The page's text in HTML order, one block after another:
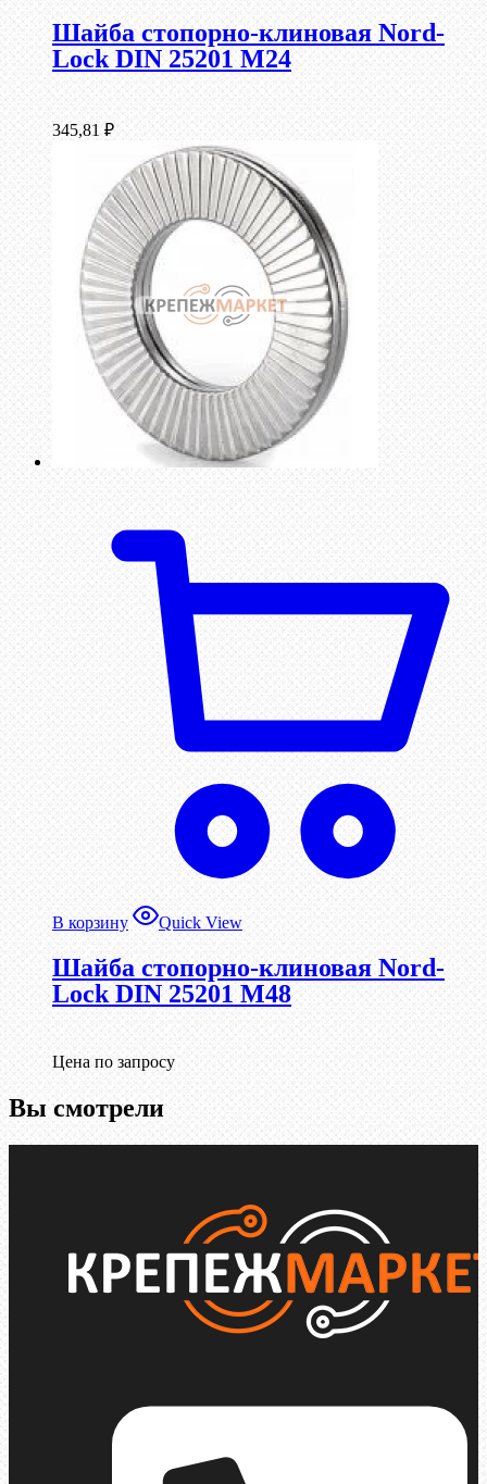
Шайба стопорно-клиновая Nord-
Lock DIN 25201 М24
345,81 ₽
В корзину Quick View
Шайба стопорно-клиновая Nord-
Lock DIN 25201 М48
Цена по запросу
Вы смотрели